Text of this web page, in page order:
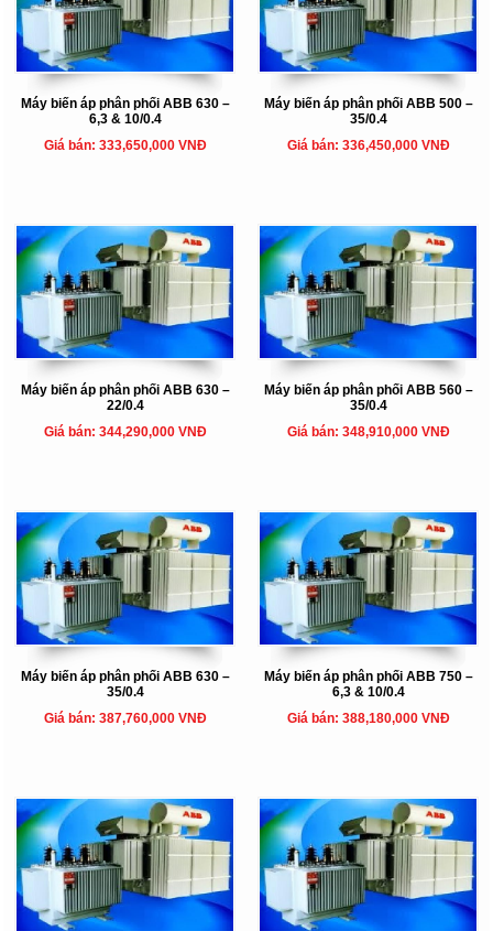
Máy biến áp phân phối ABB 630 –
6,3 & 10/0.4
Giá bán: 333,650,000 VNĐ
Máy biến áp phân phối ABB 500 –
35/0.4
Giá bán: 336,450,000 VNĐ
Máy biến áp phân phối ABB 630 –
22/0.4
Giá bán: 344,290,000 VNĐ
Máy biến áp phân phối ABB 560 –
35/0.4
Giá bán: 348,910,000 VNĐ
Máy biến áp phân phối ABB 630 –
35/0.4
Giá bán: 387,760,000 VNĐ
Máy biến áp phân phối ABB 750 –
6,3 & 10/0.4
Giá bán: 388,180,000 VNĐ